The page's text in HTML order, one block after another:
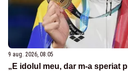
9 aug. 2026, 08:05
„E idolul meu, dar m-a speriat